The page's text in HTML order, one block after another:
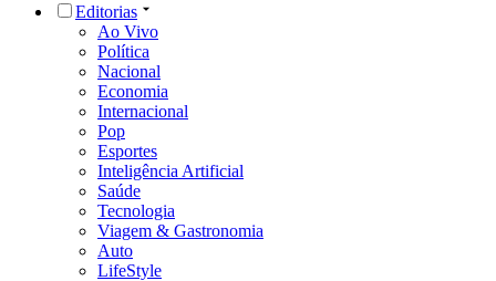
Editorias
Ao Vivo
Política
Nacional
Economia
Internacional
Pop
Esportes
Inteligência Artificial
Saúde
Tecnologia
Viagem & Gastronomia
Auto
LifeStyle